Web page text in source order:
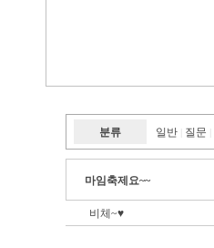
분류 일반 질문
마임축제요~~
비체~♥